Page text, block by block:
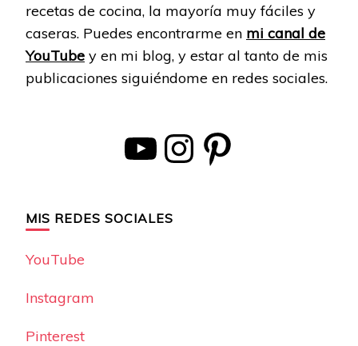
recetas de cocina, la mayoría muy fáciles y
caseras. Puedes encontrarme en mi canal de
YouTube y en mi blog, y estar al tanto de mis
publicaciones siguiéndome en redes sociales.
YouTube Instagram Pinterest
MIS REDES SOCIALES
YouTube
Instagram
Pinterest